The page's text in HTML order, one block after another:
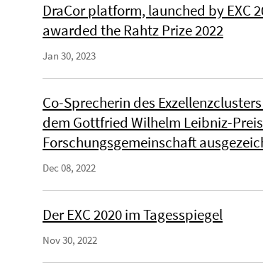
DraCor platform, launched by EXC
awarded the Rahtz Prize 2022
Jan 30, 2023
Co-Sprecherin des
dem Gottfried Wilhelm Leibniz-
Forschungsgemeinschaft
Dec 08, 2022
Der EXC 2020 im Tagesspiegel
Nov 30, 2022